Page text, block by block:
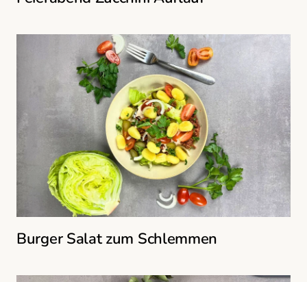
Burger Salat zum Schlemmen